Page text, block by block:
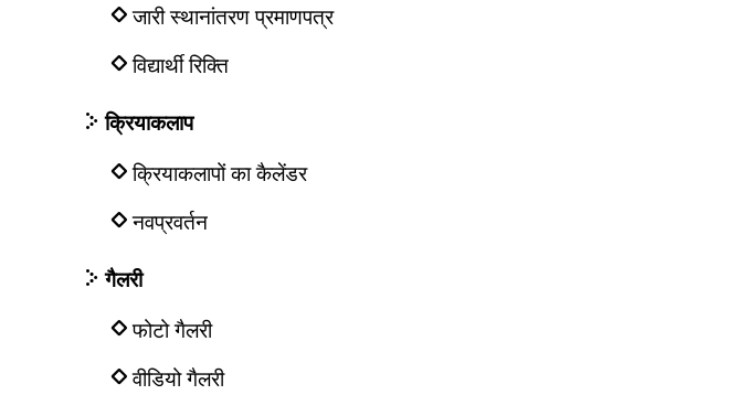
जारी स्थानांतरण प्रमाणपत्र
विद्यार्थी रिक्ति
क्रियाकलाप
क्रियाकलापों का कैलेंडर
नवप्रवर्तन
गैलरी
फोटो गैलरी
वीडियो गैलरी